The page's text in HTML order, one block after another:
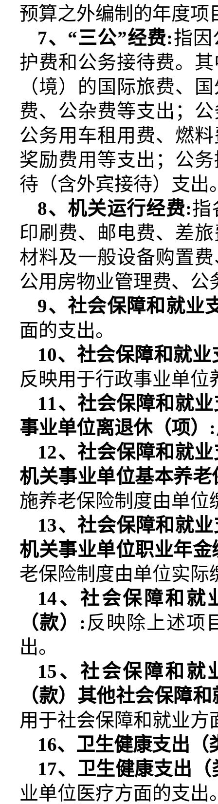
预算之外编制的年度项
7、“三公”经费:指因
护费和公务接待费。
（境）的国际旅费、
费、公杂费等支出；
公务用车租用费、燃
奖励费用等支出；公
待（含外宾接待）支出
8、机关运行经费:指
印刷费、邮电费、差
材料及一般设备购置
公用房物业管理费、
9、社会保障和就业
面的支出。
10、社会保障和就
反映用于行政事业单位
11、社会保障和就
事业单位离退休（项） :
12、社会保障和就
机关事业单位基本养
施养老保险制度由单位
13、社会保障和就
机关事业单位职业年
老保险制度由单位实际
14、社会保障和就
（款） : 反映除上述项
出。
15、社会保障和就
（款）其他社会保障
用于社会保障和就业方
16、卫生健康支出（
17、卫生健康支出
业单位医疗方面的支出